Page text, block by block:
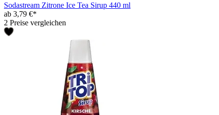
Sodastream Zitrone Ice Tea Sirup 440 ml
ab 3,79 €*
2 Preise vergleichen